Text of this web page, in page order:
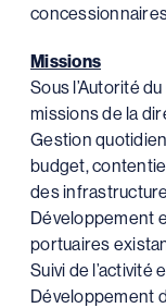
Missions
Sous l’Autorité
missions de la
Gestion
budget,
des
Développement
portuaires
Suivi de l’activité
Développement